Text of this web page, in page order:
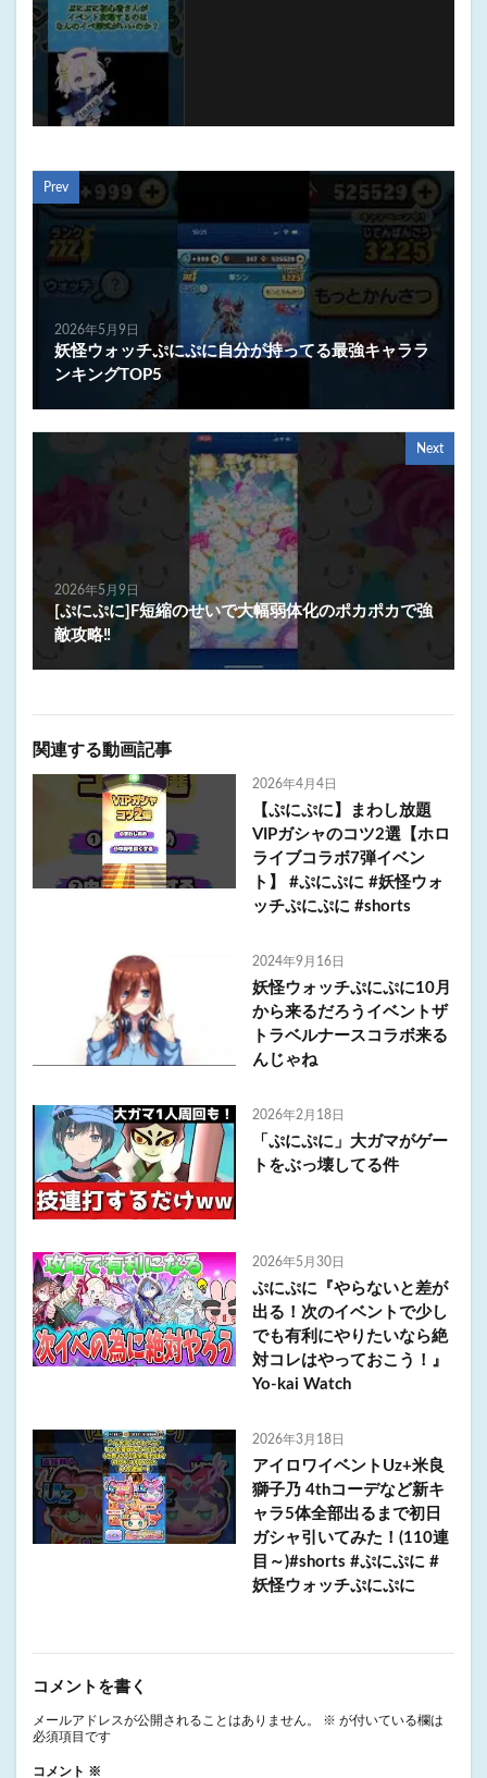
Prev
2026年5月9日
妖怪ウォッチぷにぷに自分が持ってる最強キャララ
ンキングTOP5
Next
2026年5月9日
[ぷにぷに]F短縮のせいで大幅弱体化のポカポカで強
敵攻略‼️
関連する動画記事
2026年4月4日
【ぷにぷに】まわし放題
VIPガシャのコツ2選【ホロ
ライブコラボ7弾イベン
ト】 #ぷにぷに #妖怪ウォ
ッチぷにぷに #shorts
2024年9月16日
妖怪ウォッチぷにぷに10月
から来るだろうイベントザ
トラベルナースコラボ来る
んじゃね
2026年2月18日
「ぷにぷに」大ガマがゲー
トをぶっ壊してる件
2026年5月30日
ぷにぷに『やらないと差が
出る！次のイベントで少し
でも有利にやりたいなら絶
対コレはやっておこう！』
Yo-kai Watch
2026年3月18日
アイロワイベントUz+米良
獅子乃 4thコーデなど新キ
ャラ5体全部出るまで初日
ガシャ引いてみた！(110連
目～)#shorts #ぷにぷに #
妖怪ウォッチぷにぷに
コメントを書く
メールアドレスが公開されることはありません。 ※ が付いている欄は
必須項目です
コメント ※